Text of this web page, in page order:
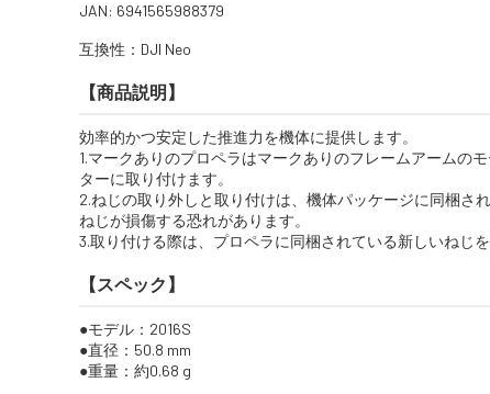
JAN: 6941565988379
互換性：DJI Neo
【商品説明】
効率的かつ安定した推進力を機体に提供します。
1.マークありのプロペラはマークありのフレームアームの
ターに取り付けます。
2.ねじの取り外しと取り付けは、機体パッケージに同梱さ
ねじが損傷する恐れがあります。
3.取り付ける際は、プロペラに同梱されている新しいねじ
【スペック】
モデル：2016S
直径：50.8 mm
重量：約0.68 g